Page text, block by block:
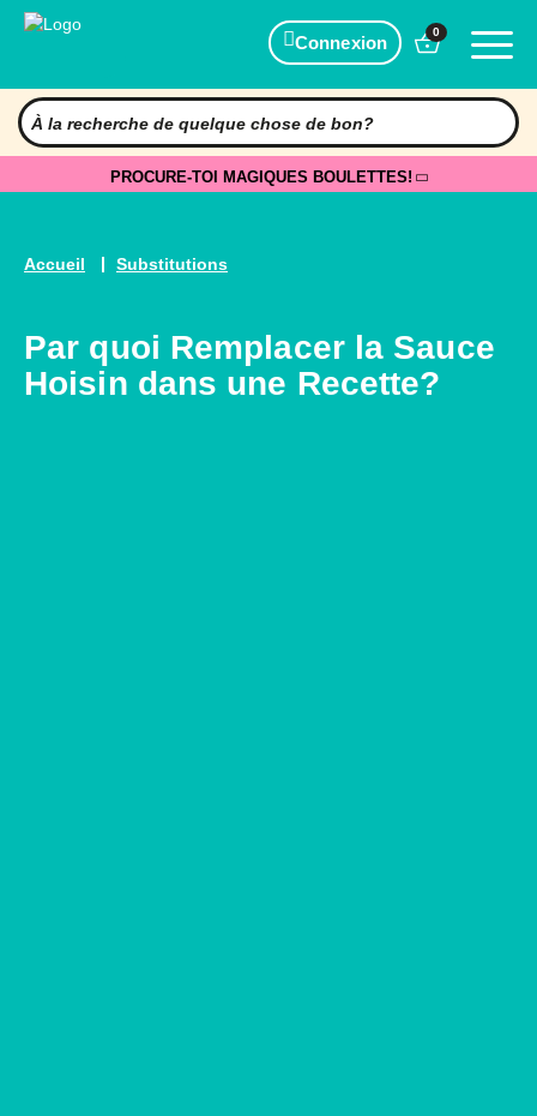
Connexion
0
PROCURE-TOI MAGIQUES BOULETTES!
Accueil Substitutions
Par quoi Remplacer la Sauce
Hoisin dans une Recette?